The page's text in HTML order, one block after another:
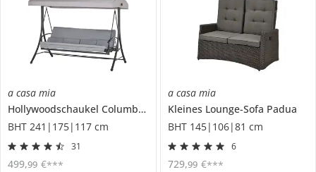
a casa mia
Hollywoodschaukel Columbus
BHT 241|175|117 cm
31
499,99 €***
a casa mia
Kleines Lounge-Sofa Padua
BHT 145|106|81 cm
6
729,99 €***